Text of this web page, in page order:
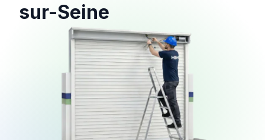
sur-Seine